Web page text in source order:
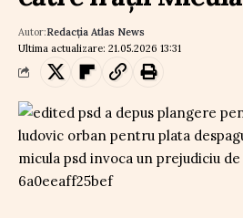
Ultima actualizare: 21.05.2026 13:31
Autor:Redacția Atlas News